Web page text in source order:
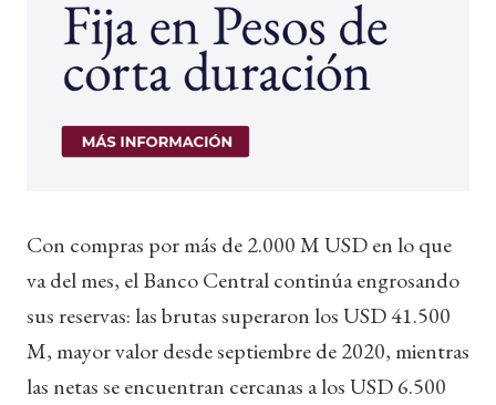
Con compras por más de 2.000 M USD en lo que
va del mes, el Banco Central continúa engrosando
sus reservas: las brutas superaron los USD 41.500
M, mayor valor desde septiembre de 2020, mientras
las netas se encuentran cercanas a los USD 6.500